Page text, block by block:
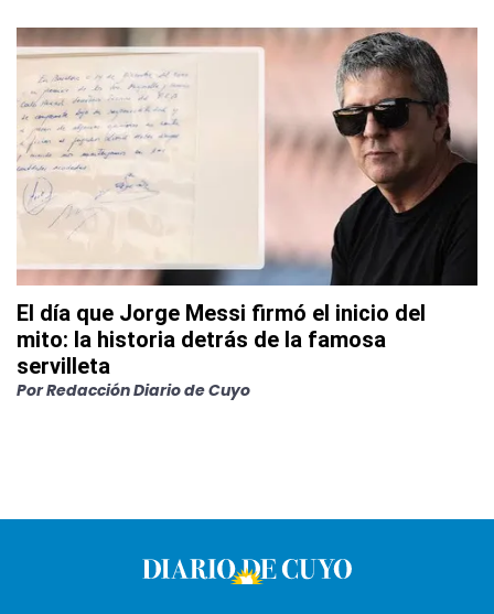
El día que Jorge Messi firmó el inicio del
mito: la historia detrás de la famosa
servilleta
PorRedacción Diario de Cuyo